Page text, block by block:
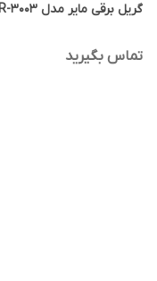
گریل برقی مایر مدل MR-3003
تماس بگیرید